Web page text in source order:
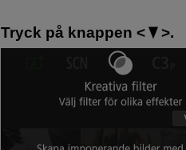
Tryck på knappen .